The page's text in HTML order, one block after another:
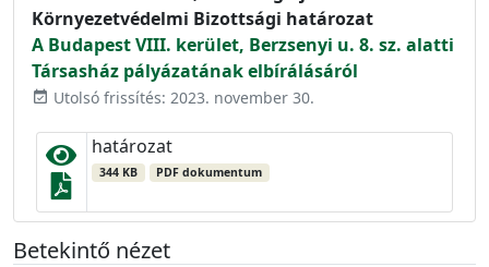
Környezetvédelmi Bizottsági határozat
A Budapest VIII. kerület, Berzsenyi u. 8. sz. alatti
Társasház pályázatának elbírálásáról
event_available Utolsó frissítés: 2023. november 30.
határozat
344 KB PDF dokumentum
Betekintő nézet